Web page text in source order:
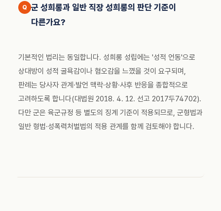
군 성희롱과 일반 직장 성희롱의 판단 기준이
다른가요?
기본적인 법리는 동일합니다. 성희롱 성립에는 '성적 언동'으로
상대방이 성적 굴욕감이나 혐오감을 느꼈을 것이 요구되며,
판례는 당사자 관계·발언 맥락·상황·사후 반응을 종합적으로
고려하도록 합니다(대법원 2018. 4. 12. 선고 2017두74702).
다만 군은 육군규정 등 별도의 징계 기준이 적용되므로, 군형법과
일반 형법·성폭력처벌법의 적용 관계를 함께 검토해야 합니다.